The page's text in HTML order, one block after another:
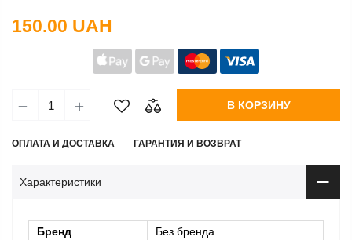
150.00 UAH
В КОРЗИНУ
ОПЛАТА И ДОСТАВКА ГАРАНТИЯ И ВОЗВРАТ
Характеристики
Бренд
Без бренда